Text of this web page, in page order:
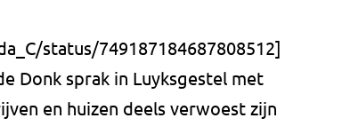
status/749187184687808512]
Donk sprak in Luyksgestel met
en huizen deels verwoest zijn